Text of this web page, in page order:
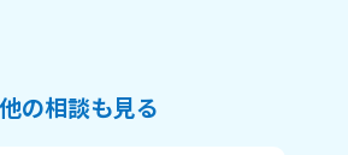
他の相談も見る